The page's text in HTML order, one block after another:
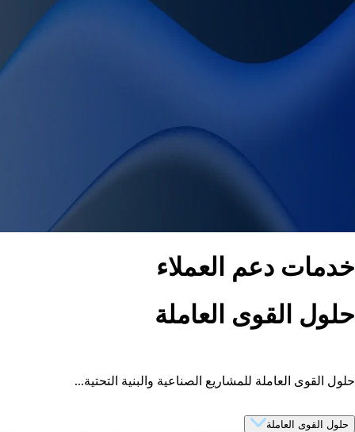
خدمات دعم العملاء
حلول القوى العاملة
حلول القوى العاملة للمشاريع الصناعية والبنية التحتية...
حلول القوى العاملة